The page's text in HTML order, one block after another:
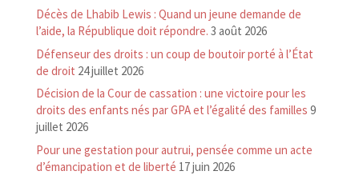
Décès de Lhabib Lewis : Quand un jeune demande de
l’aide, la République doit répondre. 3 août 2026
Défenseur des droits : un coup de boutoir porté à l’État
de droit 24 juillet 2026
Décision de la Cour de cassation : une victoire pour les
droits des enfants nés par GPA et l’égalité des familles 9
juillet 2026
Pour une gestation pour autrui, pensée comme un acte
d’émancipation et de liberté 17 juin 2026